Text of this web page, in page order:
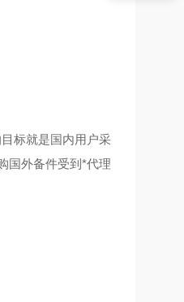
标就是国内用户采
国外备件受到*代理